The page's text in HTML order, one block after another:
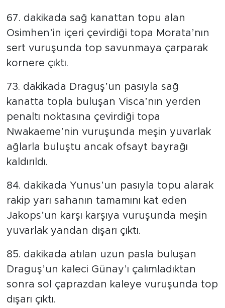
67. dakikada sağ kanattan topu alan
Osimhen’in içeri çevirdiği topa Morata’nın
sert vuruşunda top savunmaya çarparak
kornere çıktı.
73. dakikada Draguş’un pasıyla sağ
kanatta topla buluşan Visca’nın yerden
penaltı noktasına çevirdiği topa
Nwakaeme’nin vuruşunda meşin yuvarlak
ağlarla buluştu ancak ofsayt bayrağı
kaldırıldı.
84. dakikada Yunus’un pasıyla topu alarak
rakip yarı sahanın tamamını kat eden
Jakops’un karşı karşıya vuruşunda meşin
yuvarlak yandan dışarı çıktı.
85. dakikada atılan uzun pasla buluşan
Draguş’un kaleci Günay’ı çalımladıktan
sonra sol çaprazdan kaleye vuruşunda top
dışarı çıktı.